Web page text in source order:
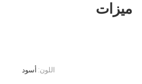
ميزات
اللون: أسود